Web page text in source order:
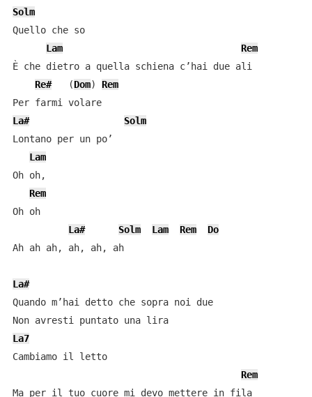
Solm
Quello che so
Lam
Rem
È che dietro a quella schiena c’hai due ali
Re#
   (
Dom) Rem
Per farmi volare
La#
Solm
Lontano per un po’
Lam
Oh oh,
Rem
Oh oh
La#
Solm Lam Rem
Do
Ah ah ah, ah, ah, ah
La#
Quando m’hai detto che sopra noi due
Non avresti puntato una lira
La7
Cambiamo il letto
Rem
Ma per il tuo cuore mi devo mettere in fila